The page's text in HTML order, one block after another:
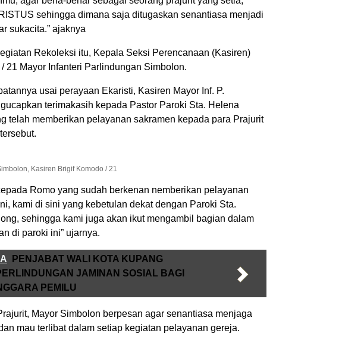
sehingga dimana saja ditugaskan senantiasa menjadi
sukacita.” ajaknya
Rekoleksi itu, Kepala Seksi Perencanaan (Kasiren)
21 Mayor Infanteri Parlindungan Simbolon.
usai perayaan Ekaristi, Kasiren Mayor Inf. P.
terimakasih kepada Pastor Paroki Sta. Helena
telah memberikan pelayanan sakramen kepada para Prajurit
Kasiren Brigif Komodo / 21
Romo yang sudah berkenan nemberikan pelayanan
kami di sini yang kebetulan dekat dengan Paroki Sta.
sehingga kami juga akan ikut mengambil bagian dalam
di paroki ini” ujarnya.
PENJABAT WALI KOTA KUPANG
JAMINAN SOSIAL BAGI
PEMILU
Mayor Simbolon berpesan agar senantiasa menjaga
mau terlibat dalam setiap kegiatan pelayanan gereja.